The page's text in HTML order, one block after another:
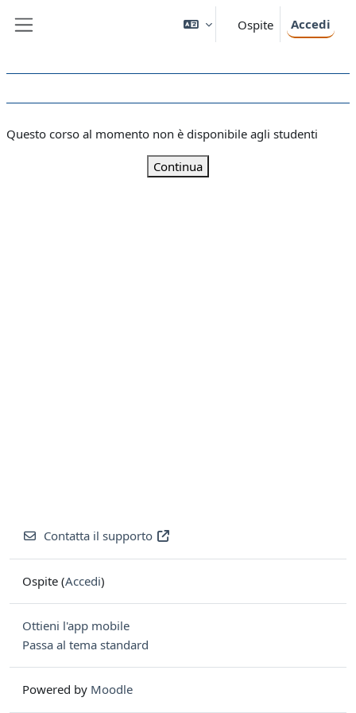
Ospite Accedi
Questo corso al momento non è disponibile agli studenti
Continua
Contatta il supporto
Ospite (Accedi)
Ottieni l'app mobile
Passa al tema standard
Powered by Moodle